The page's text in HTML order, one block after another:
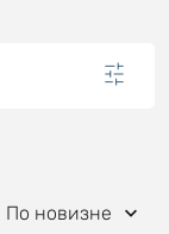
По новизне